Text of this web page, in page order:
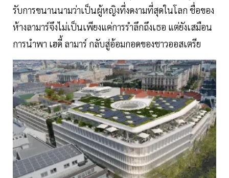
รับการขนานนามว่าเป็นผู้หญิงที่งดงามที่สุดในโลก ชื่อของ
ห้างลามาร์จึงไม่เป็นเพียงแค่การรำลึกถึงเธอ แต่ยังเสมือน
การนำพา เฮดี้ ลามาร์ กลับสู่อ้อมกอดของชาวออสเตรีย